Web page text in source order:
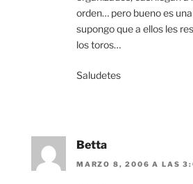
orden… pero bueno es
supongo que a ellos les
los toros…
Saludetes
Betta
MARZO 8, 2006 A LAS